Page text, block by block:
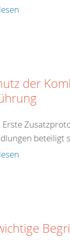
der
Erste
beteiligt